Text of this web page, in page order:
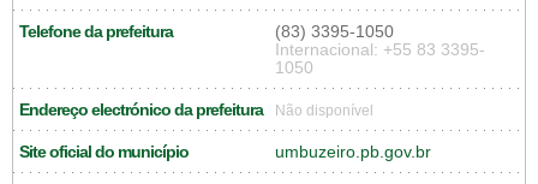
Telefone da prefeitura
(83) 3395-1050
Internacional: +55 83 3395-
1050
Endereço electrónico da prefeitura Não disponível
Site oficial do município umbuzeiro.pb.gov.br